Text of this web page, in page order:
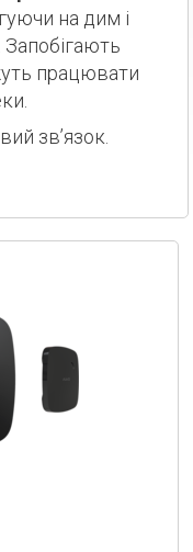
на дим і
Запобігають
працювати
зв’язок.